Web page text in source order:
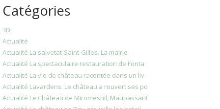
Catégories
3D
Actualité
Actualité La salvetat-Saint-Gilles. La mairie
Actualité La spectaculaire restauration de Fonta
Actualité La vie de château racontée dans un liv
Actualité Lavardens. Le château a rouvert ses po
Actualité Le Château de Miromesnil, Maupassant